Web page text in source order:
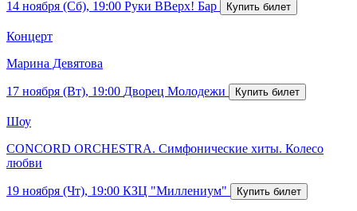
14 ноября (Сб), 19:00 Руки ВВерх! Бар
Концерт
Марина Девятова
17 ноября (Вт), 19:00 Дворец Молодежи
Шоу
CONCORD ORCHESTRA. Симфонические хиты. Колесо
любви
19 ноября (Чт), 19:00 КЗЦ "Миллениум"